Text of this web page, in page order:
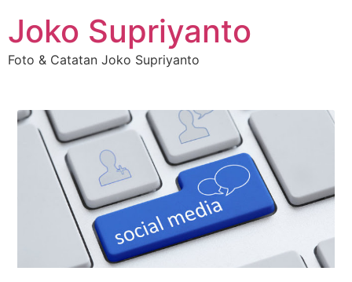
Joko Supriyanto
Foto & Catatan Joko Supriyanto